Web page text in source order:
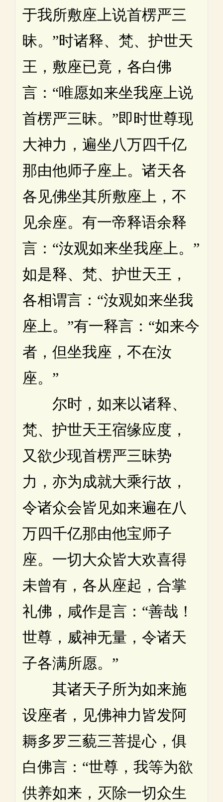
于我所敷座上说首楞严三
昧。”时诸释、梵、护世天
王，敷座已竟，各白佛
言：“唯愿如来坐我座上说
首楞严三昧。”即时世尊现
大神力，遍坐八万四千亿
那由他师子座上。诸天各
各见佛坐其所敷座上，不
见余座。有一帝释语余释
言：“汝观如来坐我座上。”
如是释、梵、护世天王，
各相谓言：“汝观如来坐我
座上。”有一释言：“如来今
者，但坐我座，不在汝
座。”
尔时，如来以诸释、
梵、护世天王宿缘应度，
又欲少现首楞严三昧势
力，亦为成就大乘行故，
令诸众会皆见如来遍在八
万四千亿那由他宝师子
座。一切大众皆大欢喜得
未曾有，各从座起，合掌
礼佛，咸作是言：“善哉！
世尊，威神无量，令诸天
子各满所愿。”
其诸天子所为如来施
设座者，见佛神力皆发阿
耨多罗三藐三菩提心，俱
白佛言：“世尊，我等为欲
供养如来，灭除一切众生